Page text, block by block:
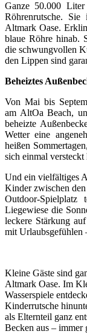
Ganze 50.000
Röhrenrutsche.
Altmark Oase.
blaue Röhre hinab.
die schwungvollen
den Lippen sind
Beheiztes
Von Mai bis
am AltOa Beach,
beheizte
Wetter eine
heißen
sich einmal versteckt
Und ein vielfältiges
Kinder zwischen den
Outdoor-Spielplatz
Liegewiese die
leckere Stärkung
mit Urlaubsgefühlen
Kleine Gäste sind
Altmark Oase. Im
Wasserspiele
Kinderrutsche
als Elternteil ganz
Becken aus – immer